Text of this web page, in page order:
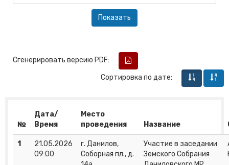
Сгенерировать версию PDF:
Сортировка по дате:
№
Дата/
Время
Место
проведения
Название
1
21.05.2026
09:00
г. Данилов,
Соборная пл., д.
Участие в заседании
Земского Собрания